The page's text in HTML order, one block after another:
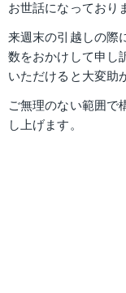
お世話になっており
来週末の引越しの際
数をおかけして申し
いただけると大変助
ご無理のない範囲で
し上げます。